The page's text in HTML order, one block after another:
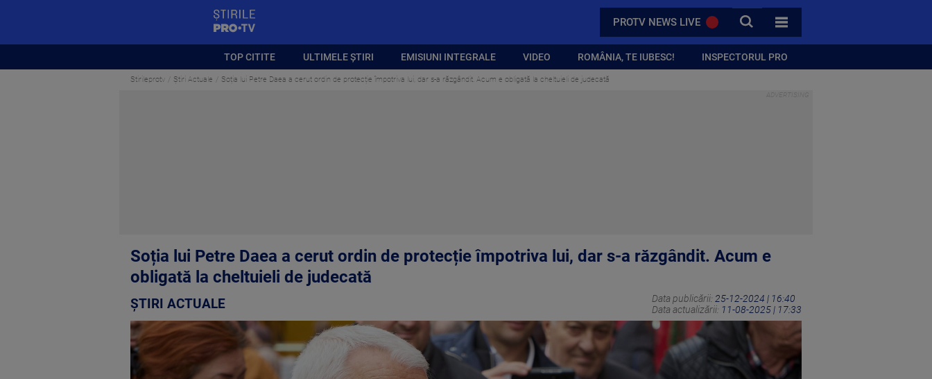
PROTV NEWS LIVE CAUTA
TOATE CATEGORIILE
TOP CITITE ULTIMELE ȘTIRI EMISIUNI INTEGRALE VIDEO ROMÂNIA, TE IUBESC! INSPECTORUL PRO
Stirileprotv Știri Actuale Soția lui Petre Daea a cerut ordin de protecție împotriva lui, dar s-a răzgândit. Acum e obligată la cheltuieli de judecată
Soția lui Petre Daea a cerut ordin de protecție împotriva lui, dar s-a răzgândit. Acum e
obligată la cheltuieli de judecată
ȘTIRI ACTUALE Data publicării: 25-12-2024 | 16:40
Data actualizării: 11-08-2025 | 17:33